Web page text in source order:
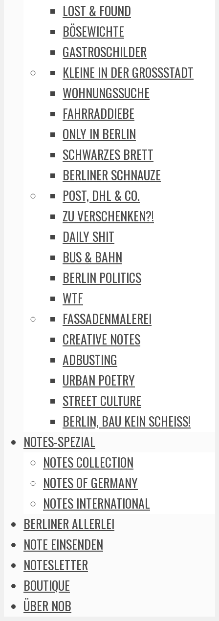
LOST & FOUND
BÖSEWICHTE
GASTROSCHILDER
KLEINE IN DER GROSSSTADT
WOHNUNGSSUCHE
FAHRRADDIEBE
ONLY IN BERLIN
SCHWARZES BRETT
BERLINER SCHNAUZE
POST, DHL & CO.
ZU VERSCHENKEN?!
DAILY SHIT
BUS & BAHN
BERLIN POLITICS
WTF
FASSADENMALEREI
CREATIVE NOTES
ADBUSTING
URBAN POETRY
STREET CULTURE
BERLIN, BAU KEIN SCHEISS!
NOTES-SPEZIAL
NOTES COLLECTION
NOTES OF GERMANY
NOTES INTERNATIONAL
BERLINER ALLERLEI
NOTE EINSENDEN
NOTESLETTER
BOUTIQUE
ÜBER NOB